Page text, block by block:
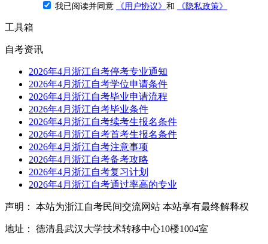
我已阅读并同意 《用户协议》 和 《隐私政策》
工具箱
自考资讯
2026年4月浙江自考停考专业通知
2026年4月浙江自考学位申请条件
2026年4月浙江自考毕业申请流程
2026年4月浙江自考毕业条件
2026年4月浙江自考续考生报名条件
2026年4月浙江自考首考生报名条件
2026年4月浙江自考注意事项
2026年4月浙江自考备考攻略
2026年4月浙江自考复习计划
2026年4月浙江自考通过率高的专业
声明： 本站为浙江自考民间交流网站 本站享有最终解释权
地址： 德清县武汉大学技术转移中心10楼1004室